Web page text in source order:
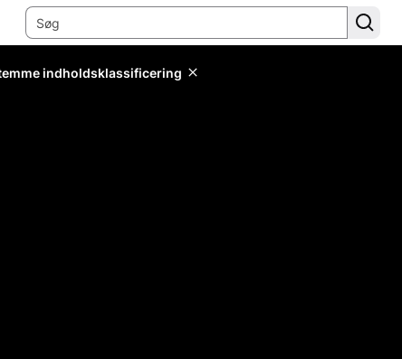
indholdsklassificering